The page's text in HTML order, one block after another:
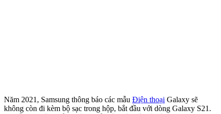
Năm 2021, Samsung thông báo các mẫu Điện thoại Galaxy sẽ
không còn đi kèm bộ sạc trong hộp, bắt đầu với dòng Galaxy S21.